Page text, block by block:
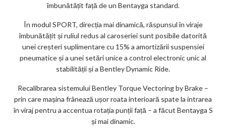
îmbunătățit față de un Bentayga standard.
În modul SPORT, direcția mai dinamică, răspunsul în viraje
îmbunătățit și ruliul redus al caroseriei sunt posibile datorită
unei creșteri suplimentare cu 15% a amortizării suspensiei
pneumatice și a unei setări unice a control electronic unic al
stabilității și a Bentley Dynamic Ride.
Recalibrarea sistemului Bentley Torque Vectoring by Brake –
prin care mașina frânează ușor roata interioară spate la intrarea
în viraj pentru a accentua rotația punții față – a făcut Bentayga S
și mai dinamic.